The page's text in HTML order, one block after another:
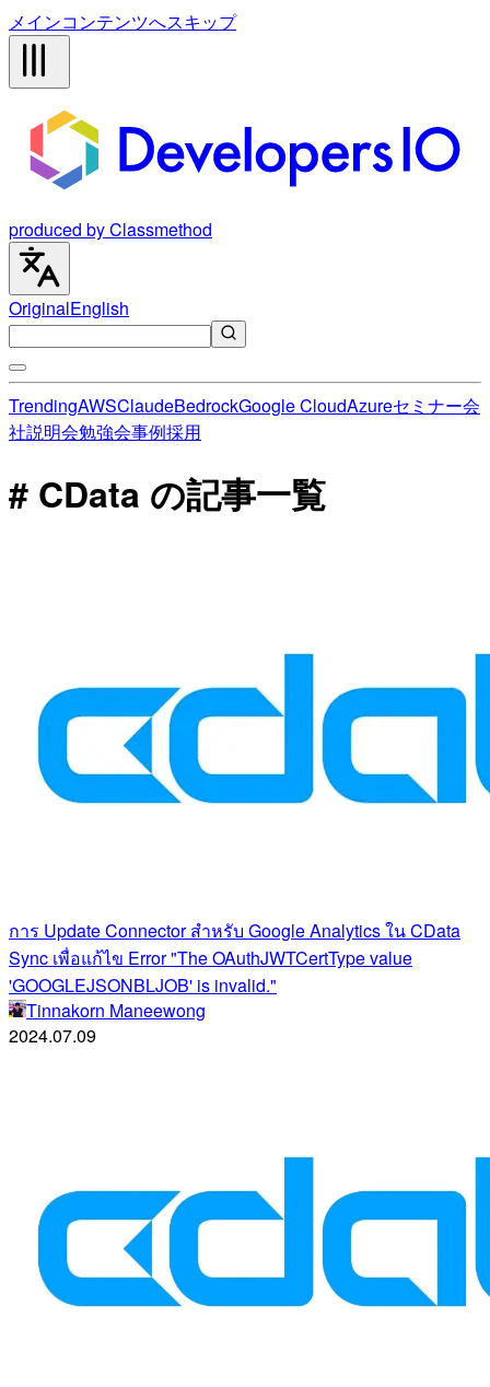
メインコンテンツへスキップ
produced by Classmethod
OriginalEnglish
TrendingAWSClaudeBedrockGoogle CloudAzureセミナー会
社説明会勉強会事例採用
# CData の記事一覧
การ Update Connector สำหรับ Google Analytics ใน CData
Sync เพื่อแก้ไข Error "The OAuthJWTCertType value
'GOOGLEJSONBLJOB' is invalid."
Tinnakorn Maneewong
2024.07.09